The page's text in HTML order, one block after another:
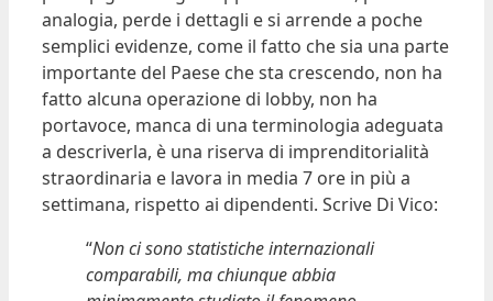
analogia, perde i dettagli e si arrende a poche
semplici evidenze, come il fatto che sia una parte
importante del Paese che sta crescendo, non ha
fatto alcuna operazione di lobby, non ha
portavoce, manca di una terminologia adeguata
a descriverla, è una riserva di imprenditorialità
straordinaria e lavora in media 7 ore in più a
settimana, rispetto ai dipendenti. Scrive Di Vico:
“Non ci sono statistiche internazionali
comparabili, ma chiunque abbia